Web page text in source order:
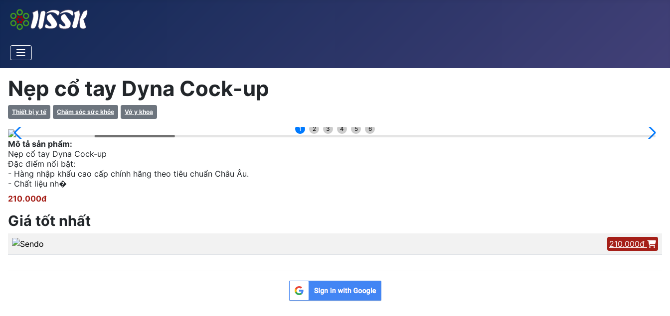
Nẹp cổ tay Dyna Cock-up
Thiết bị y tế Chăm sóc sức khỏe Vớ y khoa
1 2 3 4 5 6
Mô tả sản phẩm:
Nẹp cổ tay Dyna Cock-up
Đặc điểm nổi bật:
- Hàng nhập khẩu cao cấp chính hãng theo tiêu chuẩn Châu Âu.
- Chất liệu nh�
210.000đ
Giá tốt nhất
210.000đ